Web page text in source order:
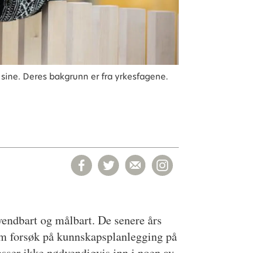
Deres bakgrunn er fra yrkesfagene.
og målbart. De senere års
på kunnskapsplanlegging på